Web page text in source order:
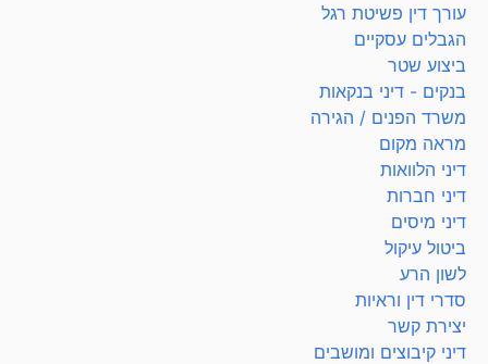
עורך דין פשיטת רגל
הגבלים עסקיים
ביצוע שטר
בנקים - דיני בנקאות
משרד הפנים / הגירה
מראה מקום
דיני הלוואות
דיני חברות
דיני מיסים
ביטול עיקול
לשון הרע
סדרי דין וראיות
יצירת קשר
דיני קיבוצים ומושבים